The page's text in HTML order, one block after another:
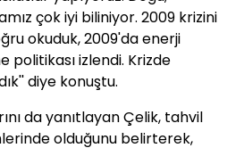
çok iyi biliniyor. 2009 krizini
okuduk, 2009'da enerji
politikası izlendi. Krizde
diye konuştu.
da yanıtlayan Çelik, tahvil
olduğunu belirterek,